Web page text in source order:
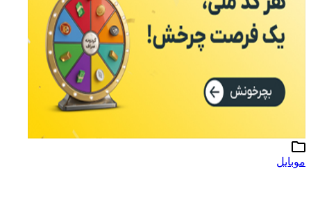
موبایل